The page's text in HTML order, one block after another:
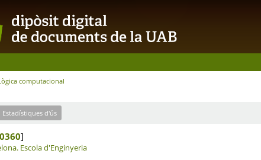
computacional
Estadístiques d'ús
]
Escola d'Enginyeria